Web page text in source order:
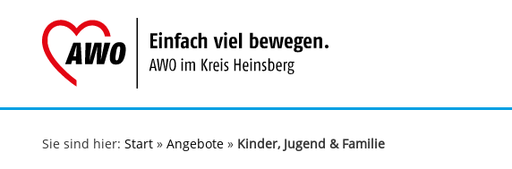
springen
Sie sind hier: Start » Angebote » Kinder, Jugend & Familie